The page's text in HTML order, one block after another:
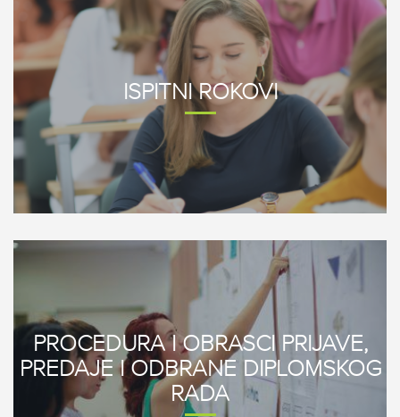
ISPITNI ROKOVI
PROCEDURA I OBRASCI PRIJAVE,
PREDAJE I ODBRANE DIPLOMSKOG
RADA